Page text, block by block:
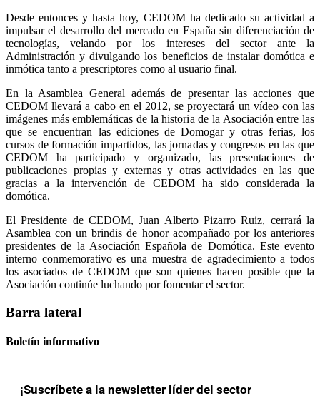
Desde entonces y hasta hoy, CEDOM ha dedicado su actividad a
impulsar el desarrollo del mercado en España sin diferenciación de
tecnologías, velando por los intereses del sector ante la
Administración y divulgando los beneficios de instalar domótica e
inmótica tanto a prescriptores como al usuario final.
En la Asamblea General además de presentar las acciones que
CEDOM llevará a cabo en el 2012, se proyectará un vídeo con las
imágenes más emblemáticas de la historia de la Asociación entre las
que se encuentran las ediciones de Domogar y otras ferias, los
cursos de formación impartidos, las jornadas y congresos en las que
CEDOM ha participado y organizado, las presentaciones de
publicaciones propias y externas y otras actividades en las que
gracias a la intervención de CEDOM ha sido considerada la
domótica.
El Presidente de CEDOM, Juan Alberto Pizarro Ruiz, cerrará la
Asamblea con un brindis de honor acompañado por los anteriores
presidentes de la Asociación Española de Domótica. Este evento
interno conmemorativo es una muestra de agradecimiento a todos
los asociados de CEDOM que son quienes hacen posible que la
Asociación continúe luchando por fomentar el sector.
Barra lateral
Boletín informativo
¡Suscríbete a la newsletter líder del sector